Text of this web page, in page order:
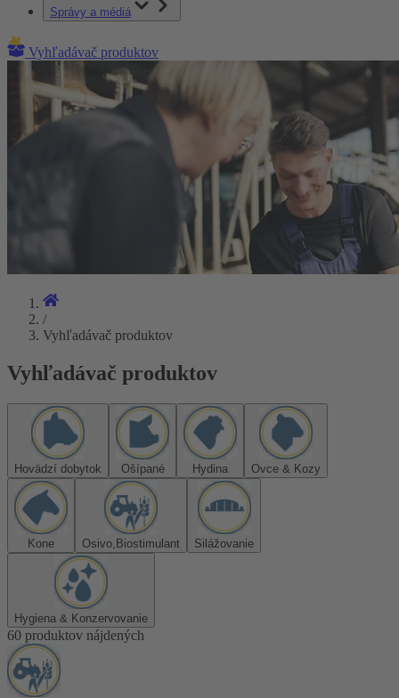
Správy a médiá
Vyhľadávač produktov
/
Vyhľadávač produktov
Vyhľadávač produktov
Hovädzí dobytok Ošípané Hydina Ovce & Kozy
Kone Osivo,Biostimulant Silážovanie
Hygiena & Konzervovanie
60 produktov nájdených